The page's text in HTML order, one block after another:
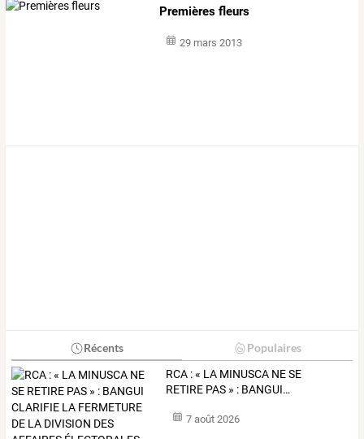
Premières fleurs
29 mars 2013
Récents Populaires
RCA :« LA MINUSCA NESE
RETIRE PAS » : BANGUI…
7 août 2026